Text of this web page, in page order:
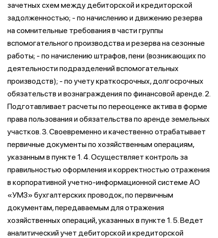
зачетных схем между дебиторской и кредиторской
задолженностью; - по начислению и движению резерва
на сомнительные требования в части группы
вспомогательного производства и резерва на сезонные
работы; - по начислению штрафов, пени (возникающих по
деятельности подразделений вспомогательных
производств); - по учету краткосрочных, долгосрочных
обязательств и вознаграждения по финансовой аренде. 2.
Подготавливает расчеты по переоценке актива в форме
права пользования и обязательства по аренде земельных
участков. 3. Своевременно и качественно отрабатывает
первичные документы по хозяйственным операциям,
указанным в пункте 1. 4. Осуществляет контроль за
правильностью оформления и корректностью отражения
в корпоративной учетно-информационной системе АО
«УМЗ» бухгалтерских проводок, по первичным
документам, передаваемым для отражения
хозяйственных операций, указанных в пункте 1. 5. Ведет
аналитический учет дебиторской и кредиторской